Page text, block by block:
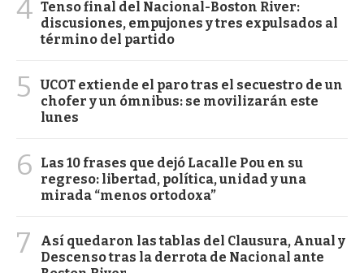
4 Tenso final del Nacional-Boston River:
discusiones, empujones y tres expulsados al
término del partido
5
UCOT extiende el paro tras el secuestro de un
chofer y un ómnibus: se movilizarán este
lunes
6
Las 10 frases que dejó Lacalle Pou en su
regreso: libertad, política, unidad y una
mirada “menos ortodoxa”
7
Así quedaron las tablas del Clausura, Anual y
Descenso tras la derrota de Nacional ante